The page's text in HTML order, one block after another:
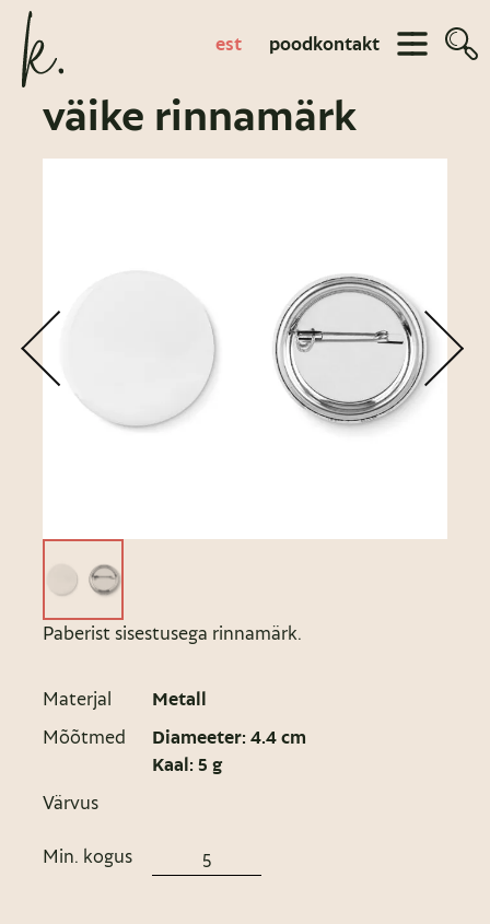
est poodkontakt
väike rinnamärk
Paberist sisestusega rinnamärk.
Materjal
Metall
Mõõtmed
Diameeter: 4.4 cm
Kaal: 5 g
Värvus
Min. kogus